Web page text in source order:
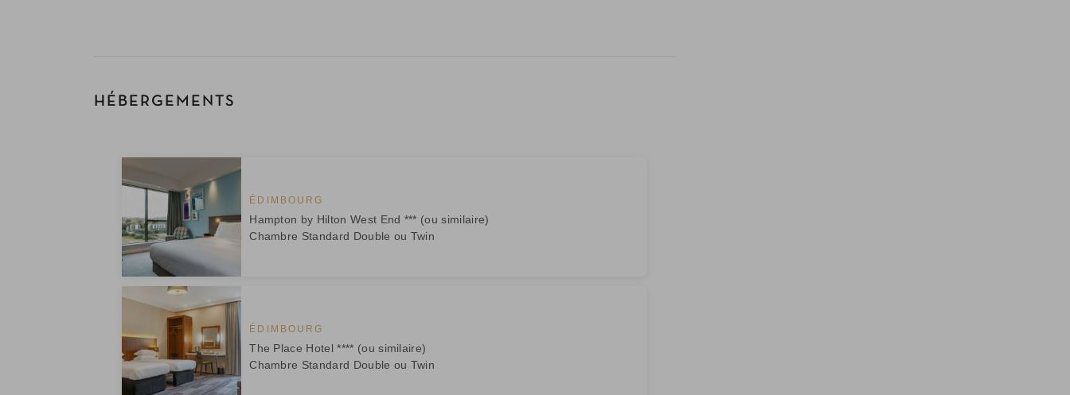
HÉBERGEMENTS
ÉDIMBOURG
Hampton by Hilton West End *** (ou similaire)
Chambre Standard Double ou Twin
ÉDIMBOURG
The Place Hotel **** (ou similaire)
Chambre Standard Double ou Twin